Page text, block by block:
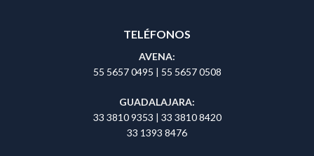
TELÉFONOS
AVENA:
55 5657 0495 | 55 5657 0508
GUADALAJARA:
33 3810 9353 | 33 3810 8420
33 1393 8476